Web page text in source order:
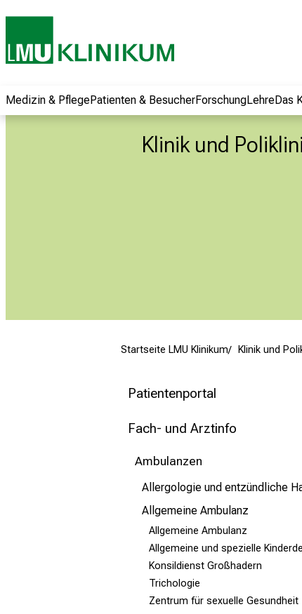
Medizin & PflegePatienten & BesucherForschungLehreDas
Klinik und
Startseite LMU Klinikum Klinik und
Patientenportal
Fach- und Arztinfo
Ambulanzen
Allergologie und entzündliche
Allgemeine Ambulanz
Allgemeine Ambulanz
Allgemeine und spezielle
Konsildienst Großhadern
Trichologie
Zentrum für sexuelle Gesundheit
Informationen zu
Jobs, Ausbildungen
Weiterbildungen.
Kommen Sie